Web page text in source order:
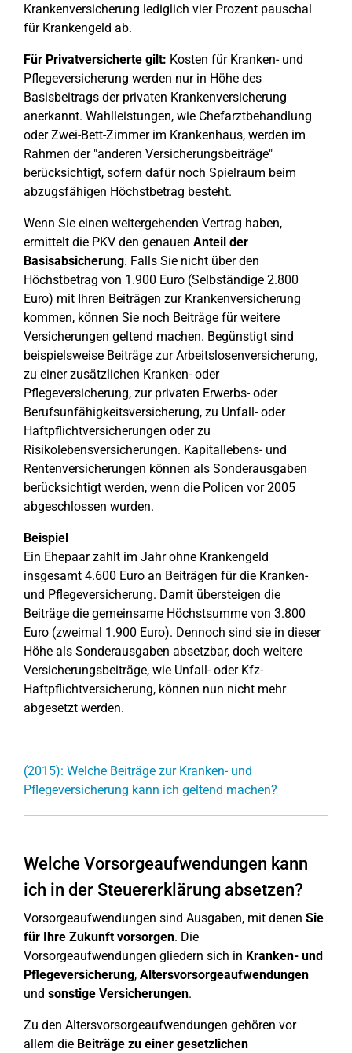
Krankenversicherung lediglich vier Prozent pauschal
für Krankengeld ab.
Für Privatversicherte gilt: Kosten für Kranken- und
Pflegeversicherung werden nur in Höhe des
Basisbeitrags der privaten Krankenversicherung
anerkannt. Wahlleistungen, wie Chefarztbehandlung
oder Zwei-Bett-Zimmer im Krankenhaus, werden im
Rahmen der "anderen Versicherungsbeiträge"
berücksichtigt, sofern dafür noch Spielraum beim
abzugsfähigen Höchstbetrag besteht.
Wenn Sie einen weitergehenden Vertrag haben,
ermittelt die PKV den genauen Anteil der
Basisabsicherung. Falls Sie nicht über den
Höchstbetrag von 1.900 Euro (Selbständige 2.800
Euro) mit Ihren Beiträgen zur Krankenversicherung
kommen, können Sie noch Beiträge für weitere
Versicherungen geltend machen. Begünstigt sind
beispielsweise Beiträge zur Arbeitslosenversicherung,
zu einer zusätzlichen Kranken- oder
Pflegeversicherung, zur privaten Erwerbs- oder
Berufsunfähigkeitsversicherung, zu Unfall- oder
Haftpflichtversicherungen oder zu
Risikolebensversicherungen. Kapitallebens- und
Rentenversicherungen können als Sonderausgaben
berücksichtigt werden, wenn die Policen vor 2005
abgeschlossen wurden.
Beispiel
Ein Ehepaar zahlt im Jahr ohne Krankengeld
insgesamt 4.600 Euro an Beiträgen für die Kranken-
und Pflegeversicherung. Damit übersteigen die
Beiträge die gemeinsame Höchstsumme von 3.800
Euro (zweimal 1.900 Euro). Dennoch sind sie in dieser
Höhe als Sonderausgaben absetzbar, doch weitere
Versicherungsbeiträge, wie Unfall- oder Kfz-
Haftpflichtversicherung, können nun nicht mehr
abgesetzt werden.
(2015): Welche Beiträge zur Kranken- und
Pflegeversicherung kann ich geltend machen?
Welche Vorsorgeaufwendungen kann
ich in der Steuererklärung absetzen?
Vorsorgeaufwendungen sind Ausgaben, mit denen Sie
für Ihre Zukunft vorsorgen. Die
Vorsorgeaufwendungen gliedern sich in Kranken- und
Pflegeversicherung, Altersvorsorgeaufwendungen
und sonstige Versicherungen.
Zu den Altersvorsorgeaufwendungen gehören vor
allem die Beiträge zu einer gesetzlichen